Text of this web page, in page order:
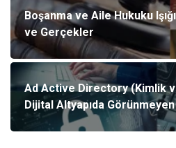
Boşanma ve Aile Hukuku
ve Gerçekler
Ad Active Directory (Kimlik
Dijital Altyapıda